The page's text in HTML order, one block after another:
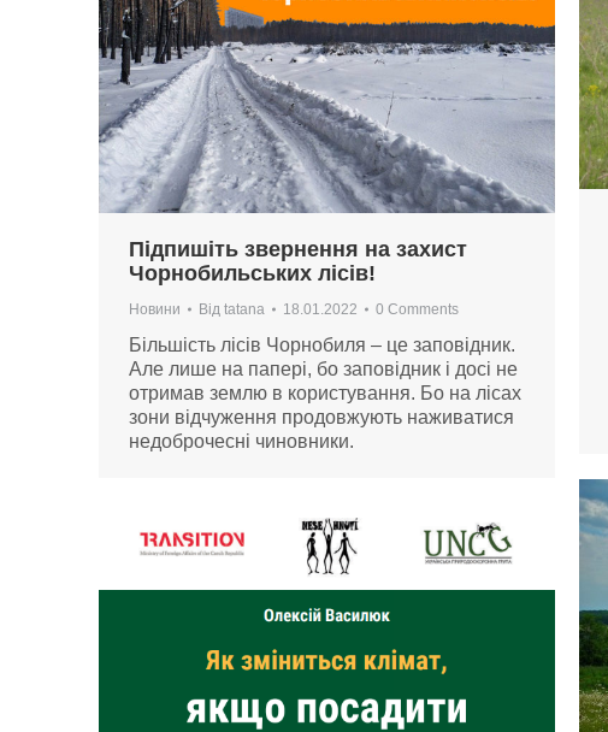
Підпишіть звернення на захист
Чорнобильських лісів!
Новини Від tatana 18.01.2022 0 Comments
Більшість лісів Чорнобиля – це заповідник.
Але лише на папері, бо заповідник і досі не
отримав землю в користування. Бо на лісах
зони відчуження продовжують наживатися
недоброчесні чиновники.